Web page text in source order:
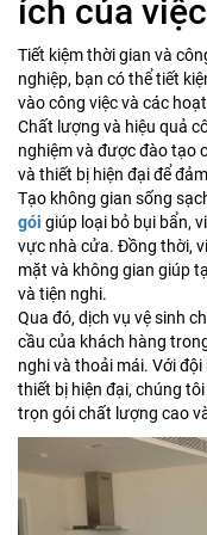
ích của
Tiết kiệm thời gian và
nghiệp, bạn có thể tiết
vào công việc và các
Chất lượng và hiệu quả
nghiệm và được đào tạo
và thiết bị hiện đại để
Tạo không gian sống
gói giúp loại bỏ bụi bẩn,
vực nhà cửa. Đồng thời,
mặt và không gian giúp
và tiện nghi.
Qua đó, dịch vụ vệ sinh
cầu của khách hàng
nghi và thoải mái. Với
thiết bị hiện đại, chúng
trọn gói chất lượng cao